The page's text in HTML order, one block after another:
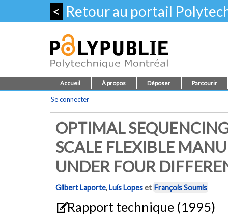
< Retour au portail
Accueil À propos Déposer Parcourir
Se connecter
OPTIMAL
SCALE FLEXIBLE
UNDER FOUR
Gilbert Laporte,Luís Lopeset François Soumis
Rapport technique (1995)